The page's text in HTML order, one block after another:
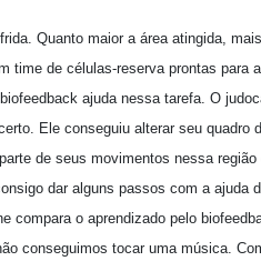
Quanto maior a área atingida,
time de células-reserva prontas para
ajuda nessa tarefa. O
Ele conseguiu alterar seu quadro
de seus movimentos nessa
dar alguns passos com a ajuda
compara o aprendizado pelo
conseguimos tocar uma música.